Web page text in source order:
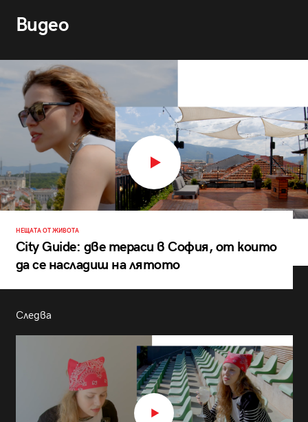
Видео
НЕЩАТА ОТ ЖИВОТА
City Guide: две тераси в София, от които
да се насладиш на лятото
Следва